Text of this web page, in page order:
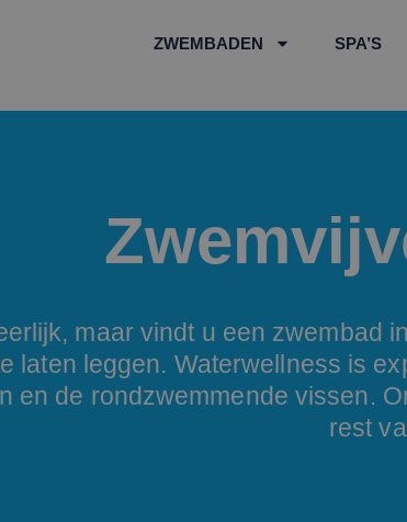
ZWEMBADEN SPA’S
maar vindt u een zwembad
laten leggen. Waterwellness is
en de rondzwemmende vissen.
rest